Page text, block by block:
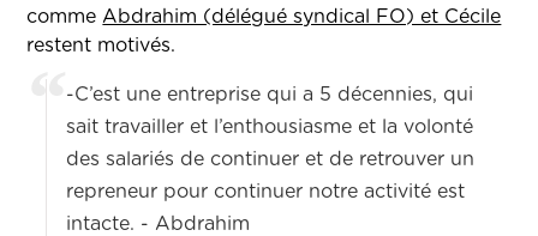
commeAbdrahim (délégué syndical FO) et Cécile
restent motivés.
-C’est une entreprise qui a 5 décennies, qui
sait travailler et l’enthousiasme et la volonté
des salariés de continuer et de retrouver un
repreneur pour continuer notre activité est
intacte. - Abdrahim